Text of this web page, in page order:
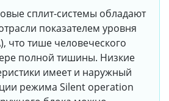
сплит-системы обладают
показателем уровня
что тише человеческого
полной тишины. Низкие
имеет и наружный
режима Silent operation